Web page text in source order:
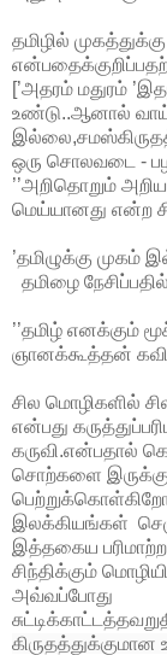
தமிழில்
[’அதரம் மதுரம்
உண்டு..ஆனால் வாய்
ஒரு சொலவடை -
’’அறிதொறும்
மெய்யானது என்ற
’தமிழுக்கு
தமிழை
’’தமிழ் எனக்கும்
ஞானக்கூத்தன்
சில மொழிகளில்
என்பது
கருவி.என்பதால்
சொற்களை
இலக்கியங்கள்
இத்தகைய
சிந்திக்கும்
அவ்வப்போது
கிருதத்துக்குமான